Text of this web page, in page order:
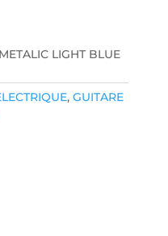
LIGHT BLUE
,GUITARE